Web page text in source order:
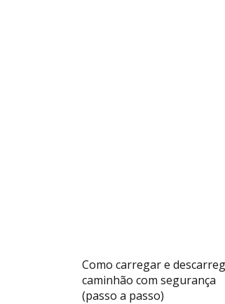
Como carregar e
caminhão com segurança
(passo a passo)